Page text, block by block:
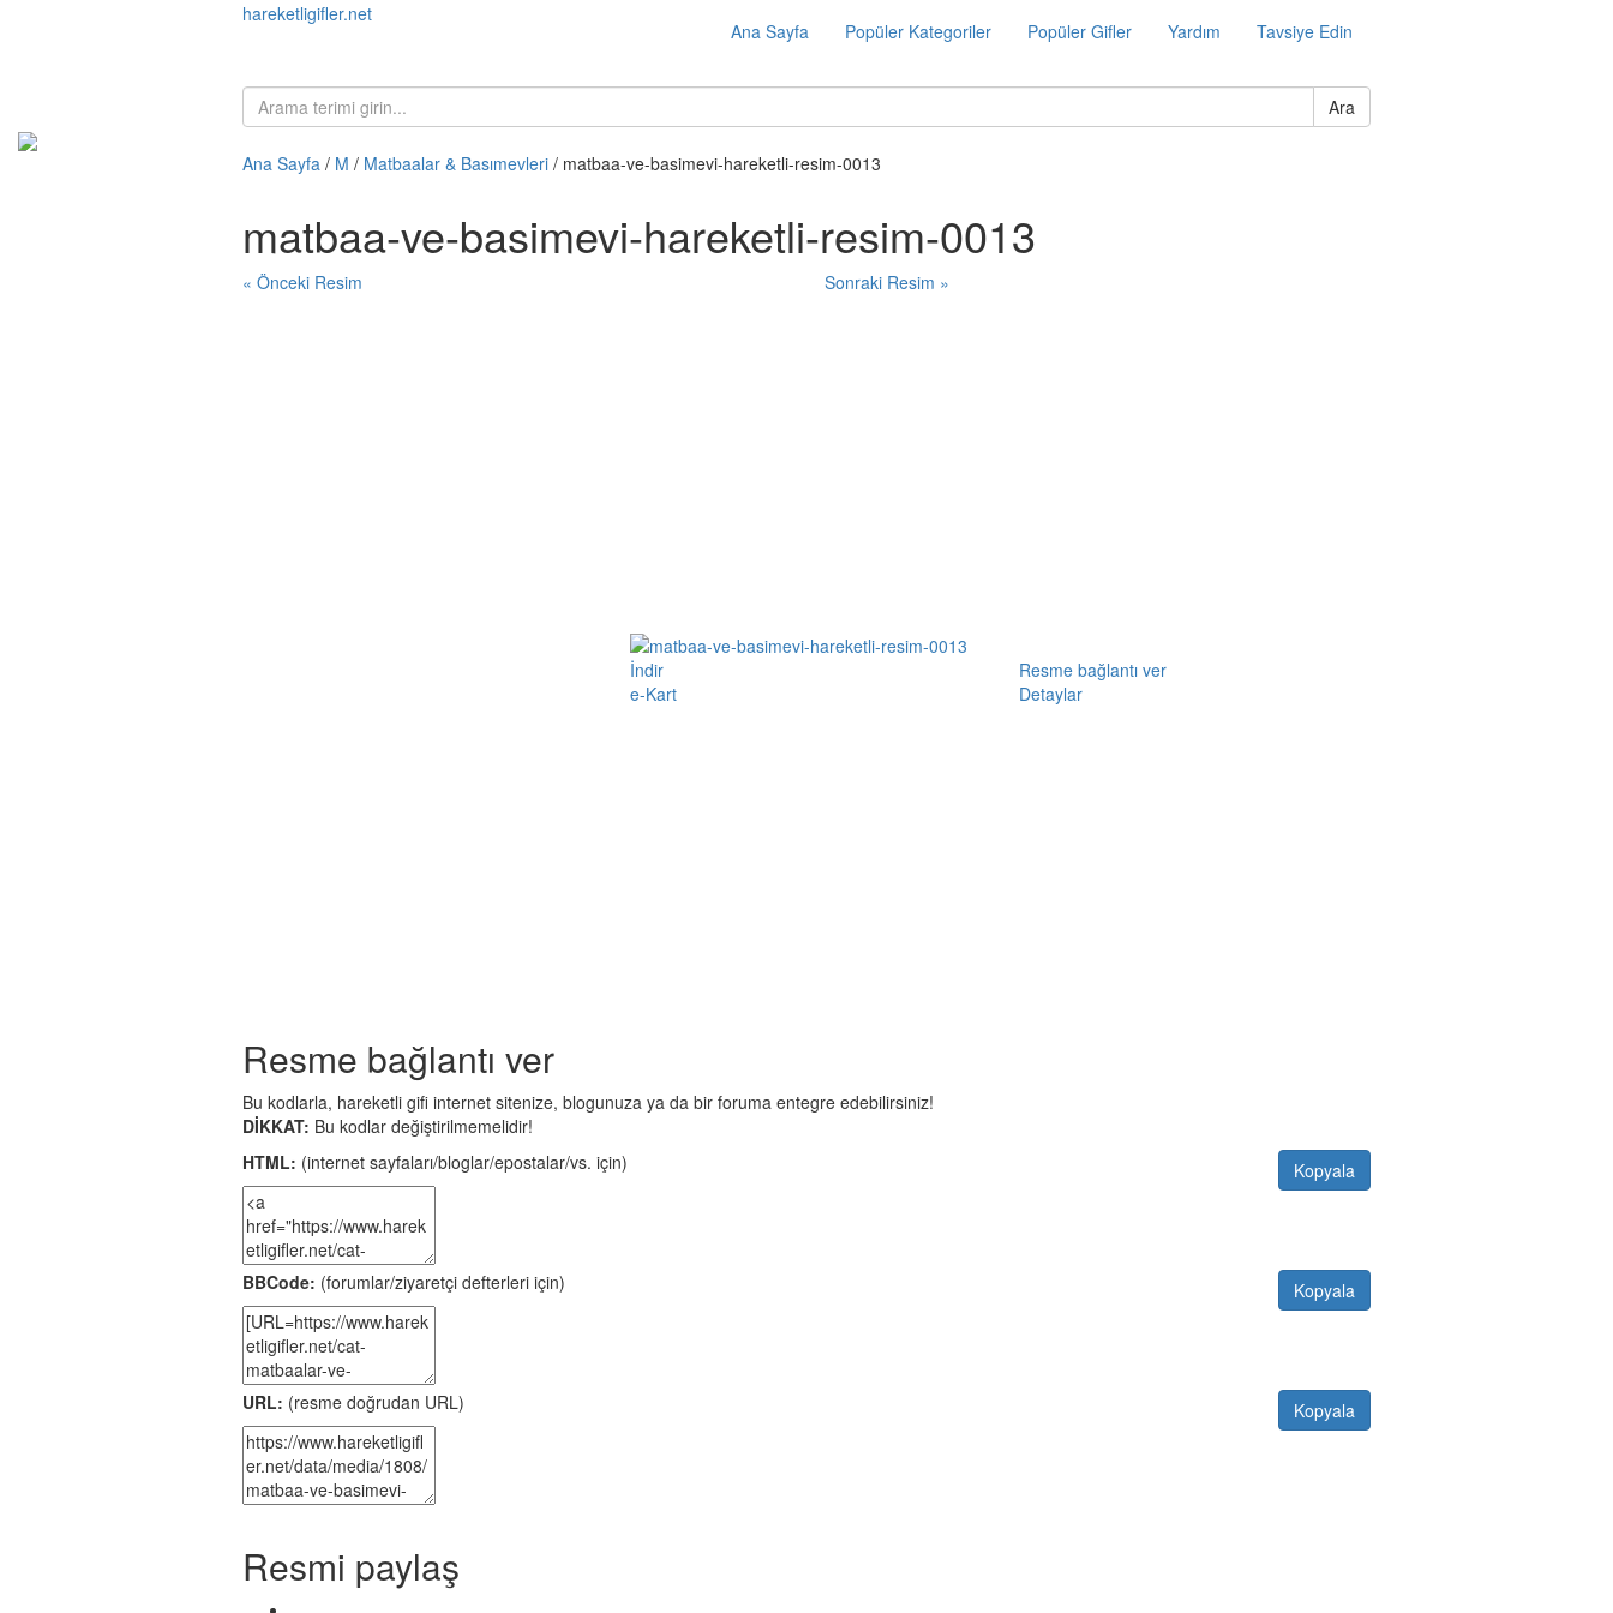
hareketligifler.net
Ana Sayfa Popüler Kategoriler Popüler Gifler Yardım Tavsiye Edin
Ara
Ana Sayfa / M / Matbaalar & Basımevleri / matbaa-ve-basimevi-hareketli-resim-0013
matbaa-ve-basimevi-hareketli-resim-0013
« Önceki Resim Sonraki Resim »
İndir
Resme bağlantı ver
e-Kart
Detaylar
Resme bağlantı ver
Bu kodlarla, hareketli gifi internet sitenize, blogunuza ya da bir foruma entegre edebilirsiniz!
DİKKAT: Bu kodlar değiştirilmemelidir!
HTML: (internet sayfaları/bloglar/epostalar/vs. için) Kopyala
BBCode: (forumlar/ziyaretçi defterleri için) Kopyala
URL: (resme doğrudan URL) Kopyala
Resmi paylaş